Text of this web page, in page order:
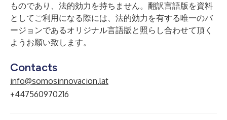
ものであり、法的効力を持ちません。翻訳言語版を資料
としてご利用になる際には、法的効力を有する唯一のバ
ージョンであるオリジナル言語版と照らし合わせて頂く
ようお願い致します。
Contacts
info@somosinnovacion.lat
+447560970216